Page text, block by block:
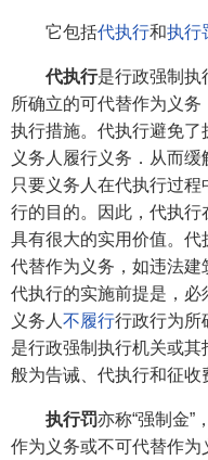
它包括代执行和执行
代执行是行政强制执
所确立的可代替作为义
执行措施。代执行避免
义务人履行义务．从而缓
只要义务人在代执行过
行的目的。因此，代执行
具有很大的实用价值。
代替作为义务，如违法建
代执行的实施前提是，
义务人 不履行行政行为所
是行政强制执行机关或
般为告诫、代执行和征收
执行罚亦称“强制金”
作为义务或不可代替作